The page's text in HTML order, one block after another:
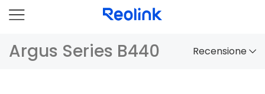
Argus Series B440 Recensione